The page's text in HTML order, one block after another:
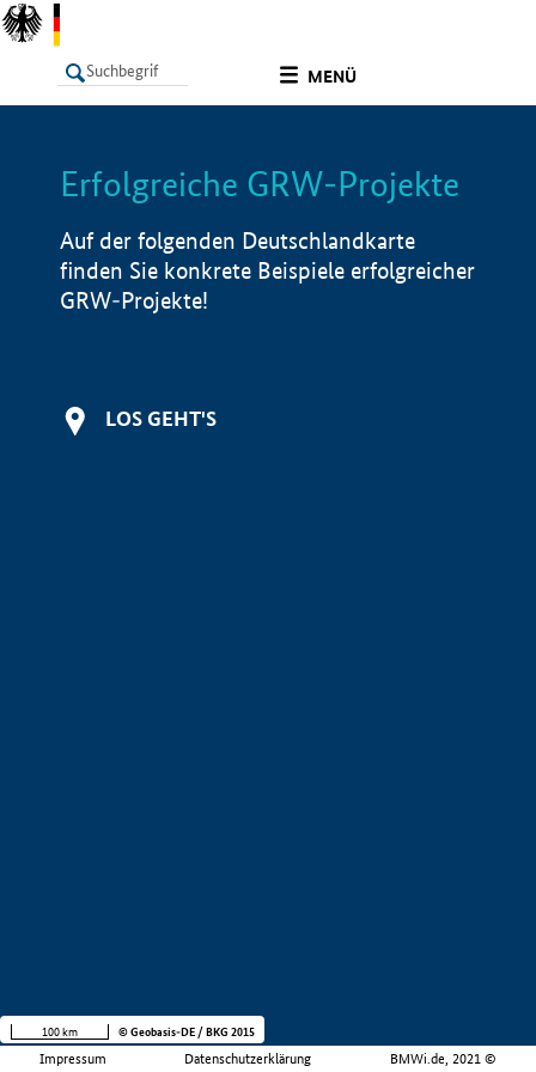
MENÜ
LISTE Info
Erfolgreiche GRW-Projekte
Auf der folgenden Deutschlandkarte
finden Sie konkrete Beispiele erfolgreicher
GRW-Projekte!
LOS GEHT'S
Impressum Datenschutzerklärung BMWi.de, 2021 ©
100 km © Geobasis-DE / BKG 2015